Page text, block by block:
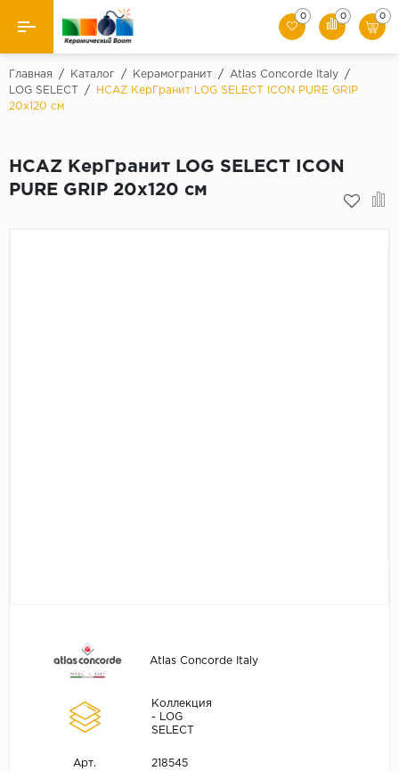
Назад
Производители
Керамогранит
0 0 0
Главная / Каталог / Керамогранит / Atlas Concorde Italy
/
LOG SELECT
/
HCAZ КерГранит LOG SELECT ICON PURE GRIP
20x120 см
HCAZ КерГранит LOG SELECT ICON
PURE GRIP 20x120 см
Atlas Concorde Italy
Коллекция
- LOG
SELECT
Арт. 218545